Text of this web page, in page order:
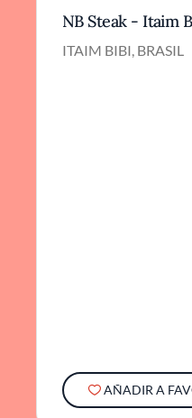
NB Steak - Itaim
ITAIM BIBI, BRASIL
AÑADIR A